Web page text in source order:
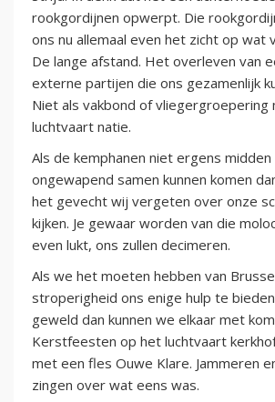
rookgordijnen opwerpt. Die
ons nu allemaal even het zicht op wat
De lange afstand. Het overleven van
externe partijen die ons gezamenlijk
Niet als vakbond of vliegergroepering
luchtvaart natie.
Als de kemphanen niet ergens
ongewapend samen kunnen komen
het gevecht wij vergeten over onze
kijken. Je gewaar worden van die
even lukt, ons zullen decimeren.
Als we het moeten hebben van
stroperigheid ons enige hulp te
geweld dan kunnen we elkaar met
Kerstfeesten op het luchtvaart
met een fles Ouwe Klare. Jammeren
zingen over wat eens was.